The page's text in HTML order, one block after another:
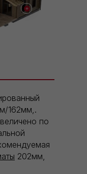
162мм,.
по
202мм,